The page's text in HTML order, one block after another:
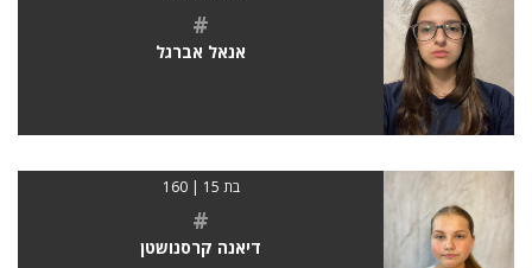
#
אנאל אברגל
בת 15 | 160
#
דיאנה קרסנושטן